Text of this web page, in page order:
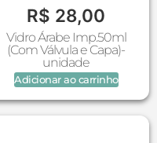
R$ 28,00
Vidro Árabe Imp.50ml
(Com Válvula e Capa)-
unidade
Adicionar ao carrinho